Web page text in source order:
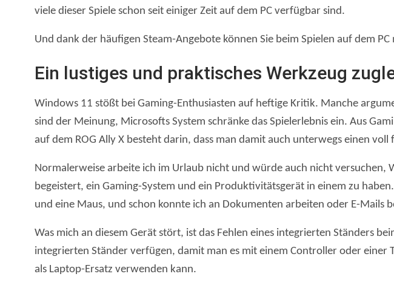
viele dieser Spiele schon seit einiger Zeit auf dem PC verfügbar sind.
Und dank der häufigen Steam-Angebote können Sie beim Spielen auf dem
Ein lustiges und praktisches Werkzeug
Windows 11 stößt bei Gaming-Enthusiasten auf heftige Kritik. Manche
sind der Meinung, Microsofts System schränke das Spielerlebnis ein. Aus
auf dem ROG Ally X besteht darin, dass man damit auch unterwegs einen voll
Normalerweise arbeite ich im Urlaub nicht und würde auch nicht
begeistert, ein Gaming-System und ein Produktivitätsgerät in einem zu
und eine Maus, und schon konnte ich an Dokumenten arbeiten oder E-Mails
Was mich an diesem Gerät stört, ist das Fehlen eines integrierten Ständers
integrierten Ständer verfügen, damit man es mit einem Controller oder einer
als Laptop-Ersatz verwenden kann.